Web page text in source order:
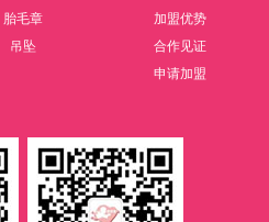
胎毛章
吊坠
加盟优势
合作见证
申请加盟